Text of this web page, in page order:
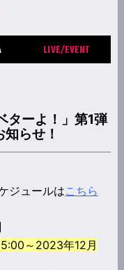
LIVE/EVENT
ターよ！」第1弾
らせ！
ジュールはこちら
～2023年12月